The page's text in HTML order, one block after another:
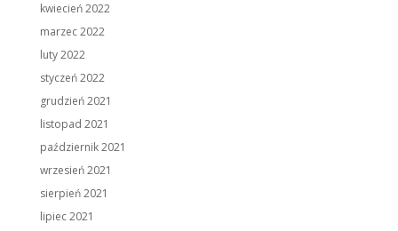
kwiecień 2022
marzec 2022
luty 2022
styczeń 2022
grudzień 2021
listopad 2021
październik 2021
wrzesień 2021
sierpień 2021
lipiec 2021